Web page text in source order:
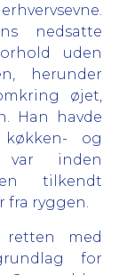
nedsatte
uden
herunder
øjet,
Han havde
og
var inden
tilkendt
ryggen.
med
for